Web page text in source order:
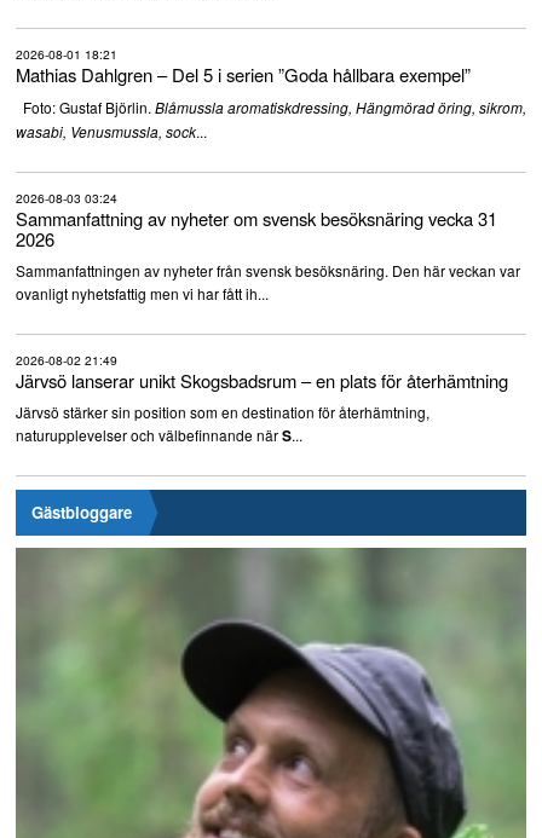
2026-08-01 18:21
Mathias Dahlgren – Del 5 i serien ”Goda hållbara exempel”
Foto: Gustaf Björlin. Blåmussla aromatiskdressing, Hängmörad öring, sikrom,
wasabi, Venusmussla, sock...
2026-08-03 03:24
Sammanfattning av nyheter om svensk besöksnäring vecka 31
2026
Sammanfattningen av nyheter från svensk besöksnäring. Den här veckan var
ovanligt nyhetsfattig men vi har fått ih...
2026-08-02 21:49
Järvsö lanserar unikt Skogsbadsrum – en plats för återhämtning
Järvsö stärker sin position som en destination för återhämtning,
naturupplevelser och välbefinnande närS...
Gästbloggare